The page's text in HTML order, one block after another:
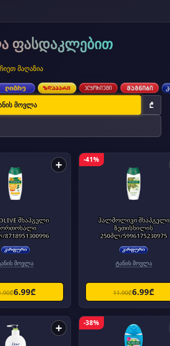
ფასდაკლებით
მაღაზია
მოვლა ₾
+
შხაპგელი
8718951300996
მოვლა
6.99₾
-41%
პალმოლივი შხაპგელი
ზეთისხილის
250მლ/5996175230975
ტანის მოვლა
11.90₾6.99₾
+ -38%